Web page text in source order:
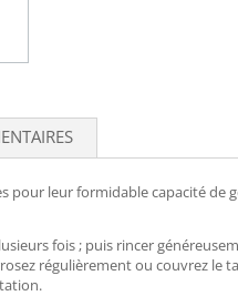
pour leur formidable capacité
fois ; puis rincer
régulièrement ou couvrez le